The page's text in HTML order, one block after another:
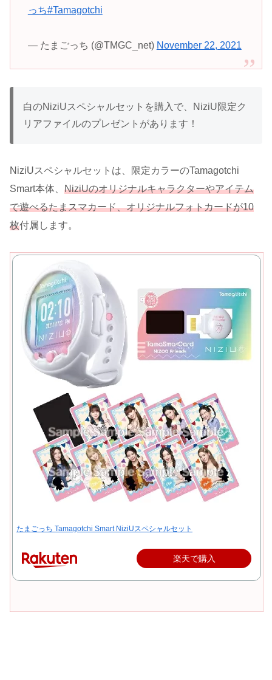
っち#Tamagotchi
— たまごっち (@TMGC_net) November 22, 2021
白のNiziUスペシャルセットを購入で、NiziU限定ク
リアファイルのプレゼントがあります！
NiziUスペシャルセットは、限定カラーのTamagotchi
Smart本体、 NiziUのオリジナルキャラクターやアイテム
で遊べるたまスマカード、オリジナルフォトカードが10
枚付属します。
たまごっち Tamagotchi Smart NiziUスペシャルセット
楽天で購入